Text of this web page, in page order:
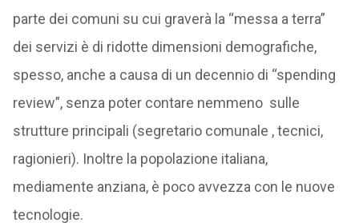
parte dei comuni su cui graverà la “messa a terra”
dei servizi è di ridotte dimensioni demografiche,
spesso, anche a causa di un decennio di “spending
review”, senza poter contare nemmeno sulle
strutture principali (segretario comunale , tecnici,
ragionieri). Inoltre la popolazione italiana,
mediamente anziana, è poco avvezza con le nuove
tecnologie.